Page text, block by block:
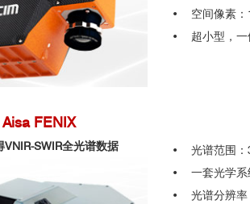
• 空间像素：
• 超小型，一
Aisa FENIX
VNIR-SWIR全光谱数据 • 光谱范围
• 一套光学系
• 光谱分辨率
据和雷达数据的融合
3、石油/天然气勘探的植物地理分析；
4、植物营养状况，害虫和疾病探测
高光谱成像是在残积土地区定位裸
fertiliser use efficiency.Food Security.April
(SSQI) Using Airborne Imaging
mixed pastures using airborne AisaFENIX
in mixed pastures using AisaFENIX imaging
26-35
hyperspectral data using the Airborne
64, March 2014, Pages 24-34